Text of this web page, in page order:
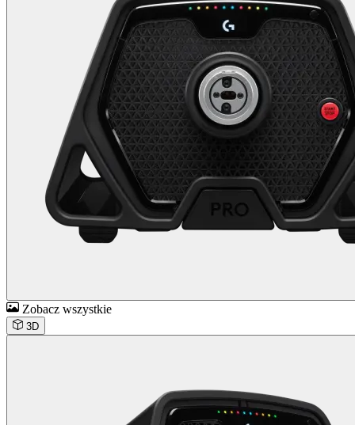
Zobacz wszystkie
3D